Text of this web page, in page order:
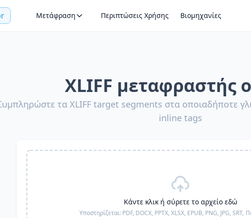
Μετάφραση Περιπτώσεις Χρήσης Βιομηχανίες
XLIFF μεταφραστής
τα XLIFF target segments στα οποιαδήποτε
inline tags
Κάντε κλικ ή σύρετε το αρχείο εδώ
Υποστηρίζεται: PDF, DOCX, PPTX, XLSX, EPUB, PNG, JPG, SRT,